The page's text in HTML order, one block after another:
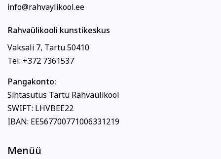
info@rahvaylikool.ee
Rahvaülikooli kunstikeskus
Vaksali 7, Tartu 50410
Tel: +372 7361537
Pangakonto:
Sihtasutus Tartu Rahvaülikool
SWIFT: LHVBEE22
IBAN: EE567700771006331219
Menüü